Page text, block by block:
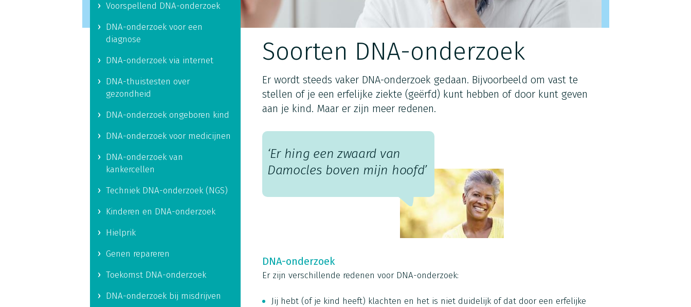
Soorten DNA-onderzoek
Er wordt steeds vaker DNA-onderzoek gedaan. Bijvoorbeeld om vast te
stellen of je een erfelijke ziekte (geërfd) kunt hebben of door kunt geven
aan je kind. Maar er zijn meer redenen.
‘Er hing een zwaard van
Damocles boven mijn hoofd’
DNA-onderzoek
Er zijn verschillende redenen voor DNA-onderzoek:
Jij hebt (of je kind heeft) klachten en het is niet duidelijk of dat door een erfelijke
Voorspellend DNA-onderzoek
DNA-onderzoek voor een
diagnose
DNA-onderzoek via internet
DNA-thuistesten over
gezondheid
DNA-onderzoek ongeboren kind
DNA-onderzoek voor medicijnen
DNA-onderzoek van
kankercellen
Techniek DNA-onderzoek (NGS)
Kinderen en DNA-onderzoek
Hielprik
Genen repareren
Toekomst DNA-onderzoek
DNA-onderzoek bij misdrijven